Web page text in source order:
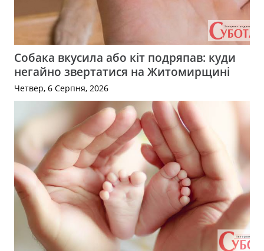
Собака вкусила або кіт подряпав: куди
негайно звертатися на Житомирщині
Четвер, 6 Серпня, 2026